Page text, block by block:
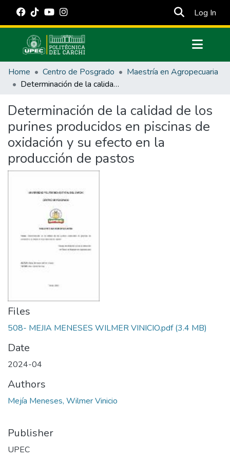
Log In
Communities & Collections
All of DSpace
Estadísticas Externas
Manuales
Home Centro de Posgrado
Maestría en Agropecuaria
Determinación de la calidad de los purines producidos en piscinas de oxidación y su efecto en la producción de pastos
Determinación de la calidad de los
purines producidos en piscinas de
oxidación y su efecto en la
producción de pastos
Files
508- MEJIA MENESES WILMER VINICIO.pdf(3.4 MB)
Date
2024-04
Authors
Mejía Meneses, Wilmer Vinicio
Publisher
UPEC